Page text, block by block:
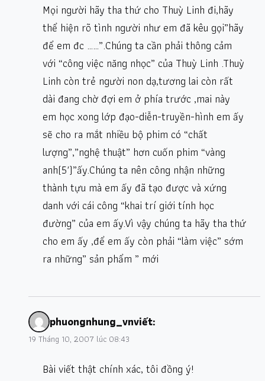
Mọi người hãy tha thứ cho Thuỳ Linh đi,hãy
thể hiện rõ tình người như em đã kêu gọi”hãy
để em đc ……”.Chúng ta cần phải thông cảm
với “công việc năng nhọc” của Thuỳ Linh .Thuỳ
Linh còn trẻ người non dạ,tương lai còn rất
dài đang chờ đợi em ở phía trước ,mai này
em học xong lớp đạo-diễn-truyền-hình em ấy
sẽ cho ra mắt nhiều bộ phim có “chất
lượng”,”nghệ thuật” hơn cuốn phim “vàng
anh(5′)”ấy.Chúng ta nên công nhận những
thành tựu mà em ấy đã tạo được và xứng
danh với cái công “khai trí giới tính học
đường” của em ấy.Vì vậy chúng ta hãy tha thứ
cho em ấy ,để em ấy còn phải “làm việc” sớm
ra những” sản phẩm ” mới
phuongnhung_vnviết:
19 Tháng 10, 2007 lúc 08:43
Bài viết thật chính xác, tôi đồng ý!